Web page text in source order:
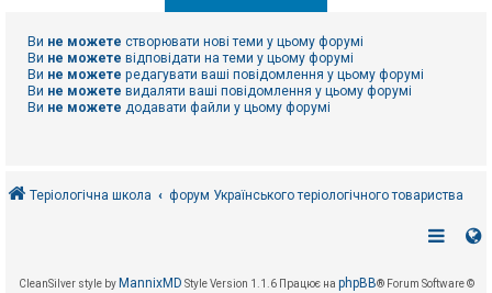
Ви не можете створювати нові теми у цьому форумі
Ви не можете відповідати на теми у цьому форумі
Ви не можете редагувати ваші повідомлення у цьому форумі
Ви не можете видаляти ваші повідомлення у цьому форумі
Ви не можете додавати файли у цьому форумі
Теріологічна школа форум Українського теріологічного товариства
CleanSilver style by MannixMD Style Version 1.1.6 Працює на phpBB® Forum Software ©